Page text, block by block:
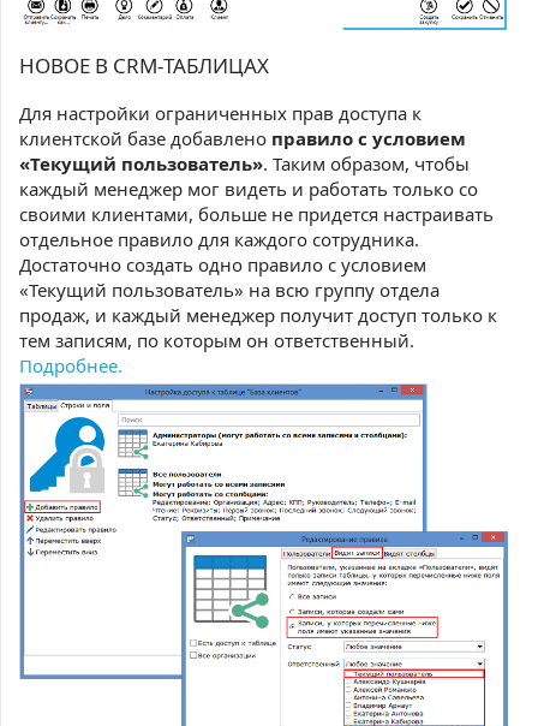
НОВОЕ В CRM-ТАБЛИЦАХ
Для настройки ограниченных прав доступа к
клиентской базе добавлено правило с условием
«Текущий пользователь». Таким образом, чтобы
каждый менеджер мог видеть и работать только со
своими клиентами, больше не придется настраивать
отдельное правило для каждого сотрудника.
Достаточно создать одно правило с условием
«Текущий пользователь» на всю группу отдела
продаж, и каждый менеджер получит доступ только к
тем записям, по которым он ответственный.
Подробнее.